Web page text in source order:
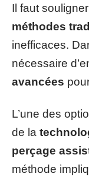
Il faut
méthodes
inefficaces.
nécessaire
avancées
L’une des
de la
perçage
méthode